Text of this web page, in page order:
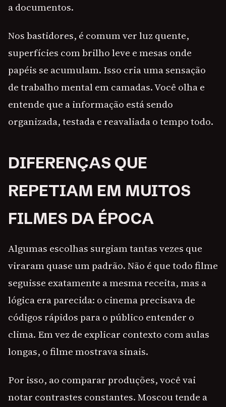
a documentos.
Nos bastidores, é comum ver luz quente,
superfícies com brilho leve e mesas onde
papéis se acumulam. Isso cria uma sensação
de trabalho mental em camadas. Você olha e
entende que a informação está sendo
organizada, testada e reavaliada o tempo todo.
DIFERENÇAS QUE
REPETIAM EM MUITOS
FILMES DA ÉPOCA
Algumas escolhas surgiam tantas vezes que
viraram quase um padrão. Não é que todo filme
seguisse exatamente a mesma receita, mas a
lógica era parecida: o cinema precisava de
códigos rápidos para o público entender o
clima. Em vez de explicar contexto com aulas
longas, o filme mostrava sinais.
Por isso, ao comparar produções, você vai
notar contrastes constantes. Moscou tende a